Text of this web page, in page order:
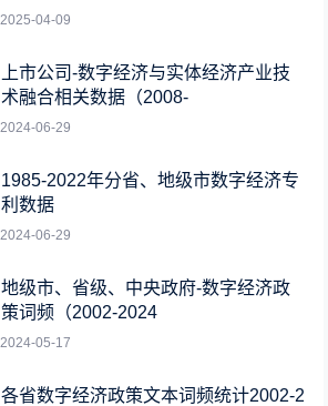
2025-04-09
上市公司-数字经济与实体经济产业技
术融合相关数据（2008-
2024-06-29
1985-2022年分省、地级市数字经济专
利数据
2024-06-29
地级市、省级、中央政府-数字经济政
策词频（2002-2024
2024-05-17
各省数字经济政策文本词频统计2002-2